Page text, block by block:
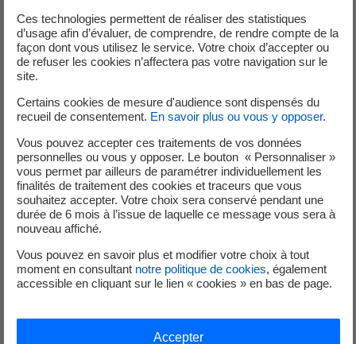
annuel (coût
d’achat + coût
d’électricité**)
12,5 euros/an
9,5
euros/an
3, 8 euros/an
Exemple d’une lampe de
chevet de 500 lumen utilisée
pour une chambre allumée
environ 400 heures/an :
Ces technologies permettent de réaliser des statistiques
d’usage afin d’évaluer, de comprendre, de rendre compte de la
façon dont vous utilisez le service. Votre choix d’accepter ou
de refuser les cookies n’affectera pas votre navigation sur le
site.
Certains cookies de mesure d'audience sont dispensés du
recueil de consentement. En savoir plus ou vous y opposer.
Vous pouvez accepter ces traitements de vos données
personnelles ou vous y opposer. Le bouton « Personnaliser »
vous permet par ailleurs de paramétrer individuellement les
finalités de traitement des cookies et traceurs que vous
souhaitez accepter. Votre choix sera conservé pendant une
durée de 6 mois à l’issue de laquelle ce message vous sera à
nouveau affiché.
Vous pouvez en savoir plus et modifier votre choix à tout
moment en consultant notre politique de cookies, également
accessible en cliquant sur le lien « cookies » en bas de page.
Accepter